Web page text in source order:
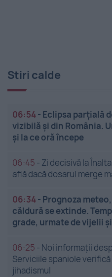
Stiri calde
06:54- Eclipsa parțială
vizibilă și din România.
și la ce oră începe
06:45 - Zi decisivă la
află dacă dosarul merge
06:34- Prognoza
căldură se extinde.
grade, urmate de vijelii
06:25 - Noi informații
Serviciile spaniole
jihadismul